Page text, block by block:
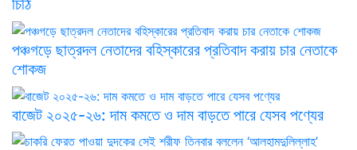
চিঠি
পঞ্চগড়ে ছাত্রদল নেতাদের বহিস্কারের প্রতিবাদ করায় চার নেতাকে
শোকজ
বাজেট ২০২৫-২৬: দাম কমতে ও দাম বাড়তে পারে যেসব পণ্যের